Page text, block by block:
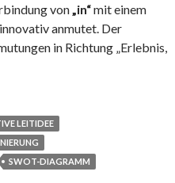
von„in“mit einem
anmutet. Der
in Richtung „Erlebnis,
LEITIDEE
SWOT-DIAGRAMM